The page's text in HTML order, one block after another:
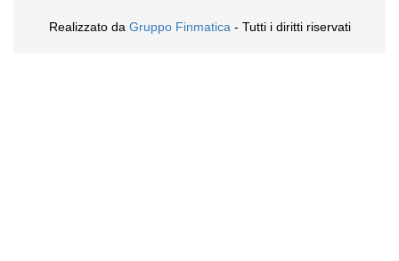
Realizzato da Gruppo Finmatica- Tutti i diritti riservati